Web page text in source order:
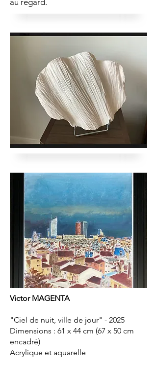
au regard.
Victor MAGENTA
"Ciel de nuit, ville de jour" - 2025
Dimensions : 61 x 44 cm (67 x 50 cm
encadré)
Acrylique et aquarelle